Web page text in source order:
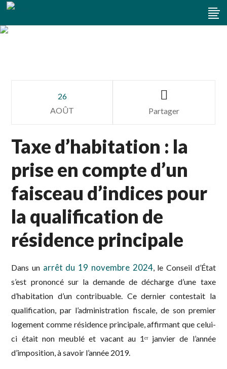
Taxe D’habitation : La Prise
En Compte D’un Faisceau
D’indices Pour La
Qualification De Résidence
Principale
26
AOÛT
Partager
Taxe d’habitation : la
prise en compte d’un
faisceau d’indices pour
la qualification de
résidence principale
Dans un arrêt du 19 novembre 2024, le Conseil d’État
s’est prononcé sur la demande de décharge d’une taxe
d’habitation d’un contribuable. Ce dernier contestait la
qualification, par l’administration fiscale, de son premier
logement comme résidence principale, affirmant que celui-
ci était non meublé et vacant au 1ᵉʳ janvier de l’année
d’imposition, à savoir l’année 2019.